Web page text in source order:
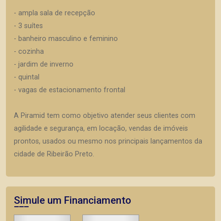
- ampla sala de recepção
- 3 suítes
- banheiro masculino e feminino
- cozinha
- jardim de inverno
- quintal
- vagas de estacionamento frontal
A Piramid tem como objetivo atender seus clientes com
agilidade e segurança, em locação, vendas de imóveis
prontos, usados ou mesmo nos principais lançamentos da
cidade de Ribeirão Preto.
Simule um Financiamento